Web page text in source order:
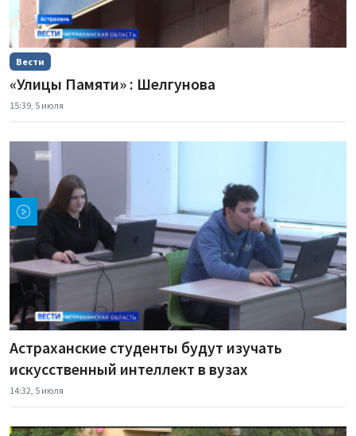
Вести
«Улицы Памяти» : Шелгунова
15:39, 5 июля
Астраханские студенты будут изучать
искусственный интеллект в вузах
14:32, 5 июля